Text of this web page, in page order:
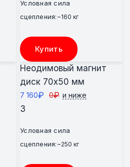
Условная сила
сцепления: ~160 кг
Купить
Неодимовый магнит
диск 70х50 мм
7 160₽ 0₽ и ниже
3
Условная сила
сцепления: ~250 кг